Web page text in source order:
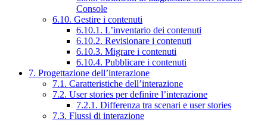
Console
6.10. Gestire i contenuti
6.10.1. L’inventario dei contenuti
6.10.2. Revisionare i contenuti
6.10.3. Migrare i contenuti
6.10.4. Pubblicare i contenuti
7. Progettazione dell’interazione
7.1. Caratteristiche dell’interazione
7.2. User stories per definire l’interazione
7.2.1. Differenza tra scenari e user stories
7.3. Flussi di interazione